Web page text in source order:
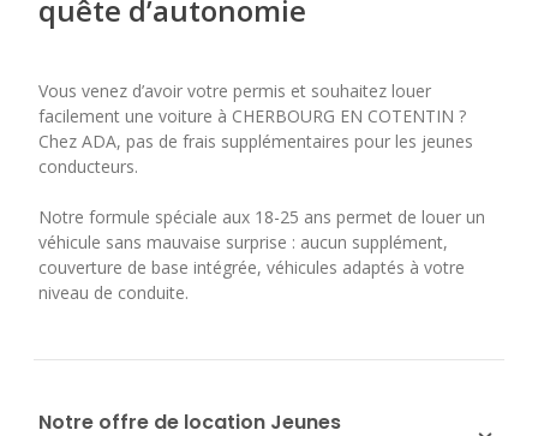
quête d’autonomie
Vous venez d’avoir votre permis et souhaitez louer
facilement une voiture à CHERBOURG EN COTENTIN ?
Chez ADA, pas de frais supplémentaires pour les jeunes
conducteurs.
Notre formule spéciale aux 18-25 ans permet de louer un
véhicule sans mauvaise surprise : aucun supplément,
couverture de base intégrée, véhicules adaptés à votre
niveau de conduite.
Notre offre de location Jeunes